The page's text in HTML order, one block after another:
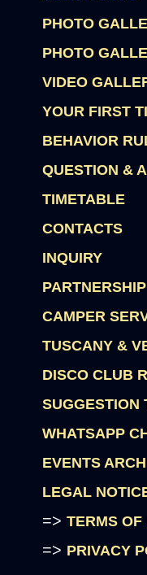
PHOTO
PHOTO
VIDEO
YOUR FIRST
BEHAVIOR
QUESTION &
TIMETABLE
CONTACTS
INQUIRY
PARTNERSHIP
CAMPER
TUSCANY &
DISCO CLUB
SUGGESTION
WHATSAPP
EVENTS
LEGAL
=>TERMS OF
=> PRIVACY